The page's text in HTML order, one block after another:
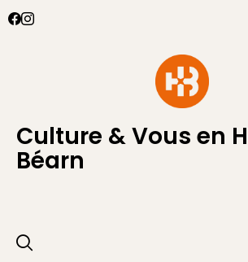
Culture & Vous en
Béarn